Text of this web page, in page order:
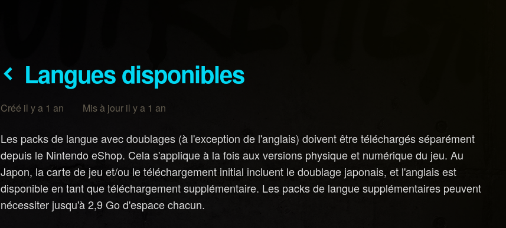
Langues disponibles
Créé il y a 1 an Mis à jour il y a 1 an
Les packs de langue avec doublages (à l'exception de l'anglais) doivent être téléchargés séparément
depuis le Nintendo eShop. Cela s'applique à la fois aux versions physique et numérique du jeu. Au
Japon, la carte de jeu et/ou le téléchargement initial incluent le doublage japonais, et l'anglais est
disponible en tant que téléchargement supplémentaire. Les packs de langue supplémentaires peuvent
nécessiter jusqu'à 2,9 Go d'espace chacun.